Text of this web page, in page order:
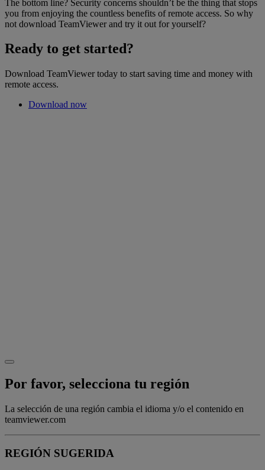
The bottom line? Security concerns shouldn’t be the thing that stops
you from enjoying the countless benefits of remote access. So why
not download TeamViewer and try it out for yourself?
Ready to get started?
Download TeamViewer today to start saving time and money with
remote access.
Download now
Por favor, selecciona tu región
La selección de una región cambia el idioma y/o el contenido en
teamviewer.com
REGIÓN SUGERIDA